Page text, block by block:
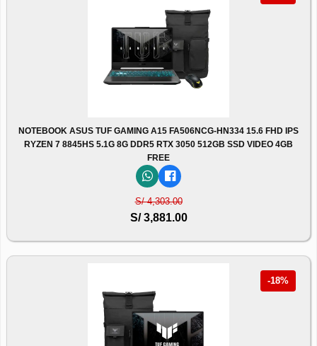
NOTEBOOK ASUS TUF GAMING A15 FA506NCG-HN334 15.6 FHD IPS
RYZEN 7 8845HS 5.1G 8G DDR5 RTX 3050 512GB SSD VIDEO 4GB
FREE
S/ 4,303.00
S/ 3,881.00
-18%